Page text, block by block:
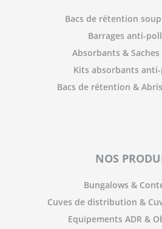
Bacs de rétention
Barrages anti-
Absorbants &
Kits absorbants
Bacs de rétention &
NOS
Bungalows &
Cuves de distribution &
Equipements ADR &